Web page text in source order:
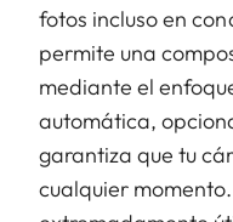
fotos incluso en
permite una
mediante el
automática,
garantiza que tu
cualquier